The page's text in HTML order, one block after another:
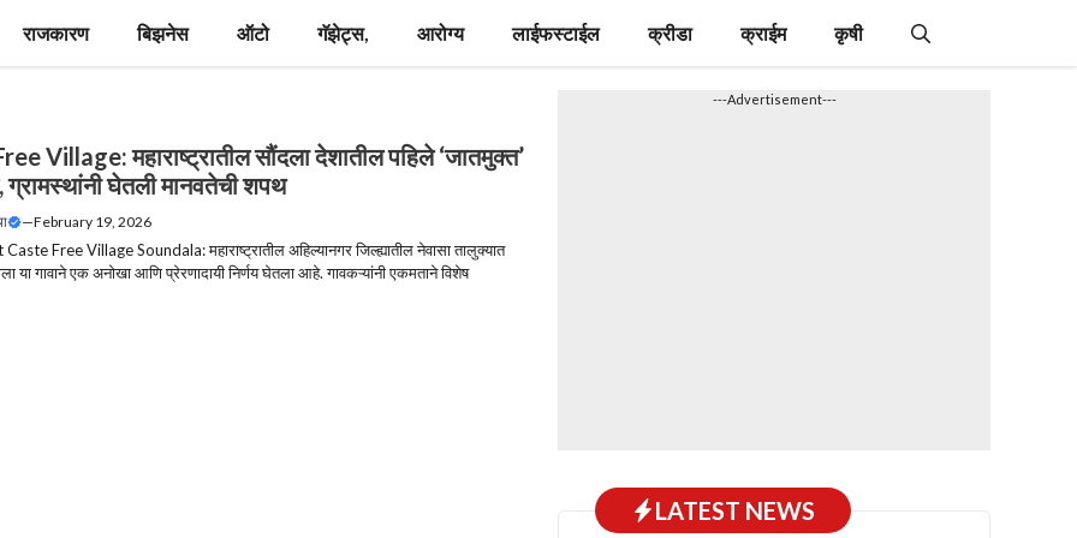
राजकारण बिझनेस ऑटो गॅझेट्स, आरोग्य लाईफस्टाईल क्रीडा क्राईम कृषी
Village: महाराष्ट्रातील सौंदला देशातील पहिले ‘जातमुक्त’
ग्रामस्थांनी घेतली मानवतेची शपथ
—February 19, 2026
Free Village Soundala: महाराष्ट्रातील अहिल्यानगर जिल्ह्यातील नेवासा तालुक्यात
या गावाने एक अनोखा आणि प्रेरणादायी निर्णय घेतला आहे. गावकऱ्यांनी एकमताने विशेष
---Advertisement---
LATEST NEWS